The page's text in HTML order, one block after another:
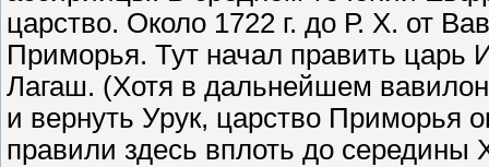
царство. Около 1722 г. до Р. Х. от
Приморья. Тут начал править царь
Лагаш. (Хотя в дальнейшем
и вернуть Урук, царство Приморья
правили здесь вплоть до середины